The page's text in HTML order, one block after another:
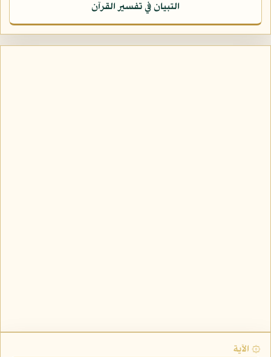
التبيان في تفسير القرآن
۞ الآية